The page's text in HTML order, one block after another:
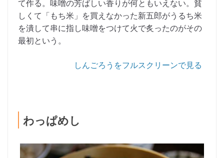
て作る。味噌の芳ばしい香りが何ともいえない。貧
しくて「もち米」を買えなかった新五郎がうるち米
を潰して串に指し味噌をつけて火で炙ったのがその
最初という。
しんごろうをフルスクリーンで見る
わっぱめし